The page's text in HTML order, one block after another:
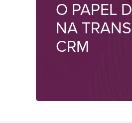
O PAPEL
NA
CRM